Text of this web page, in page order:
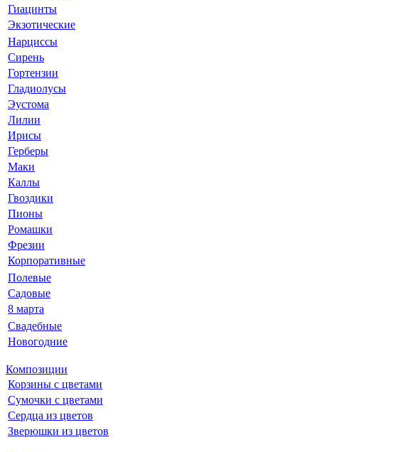
Гиацинты
Экзотические
Нарциссы
Сирень
Гортензии
Гладиолусы
Эустома
Лилии
Ирисы
Герберы
Маки
Каллы
Гвоздики
Пионы
Ромашки
Фрезии
Корпоративные
Полевые
Садовые
8 марта
Свадебные
Новогодние
Композиции
Корзины с цветами
Сумочки с цветами
Сердца из цветов
Зверюшки из цветов